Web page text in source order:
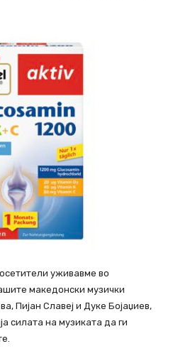
уживавме во
македонски музички
Пијан Славеј и Дуке Бојаџиев,
силата на музиката да ги